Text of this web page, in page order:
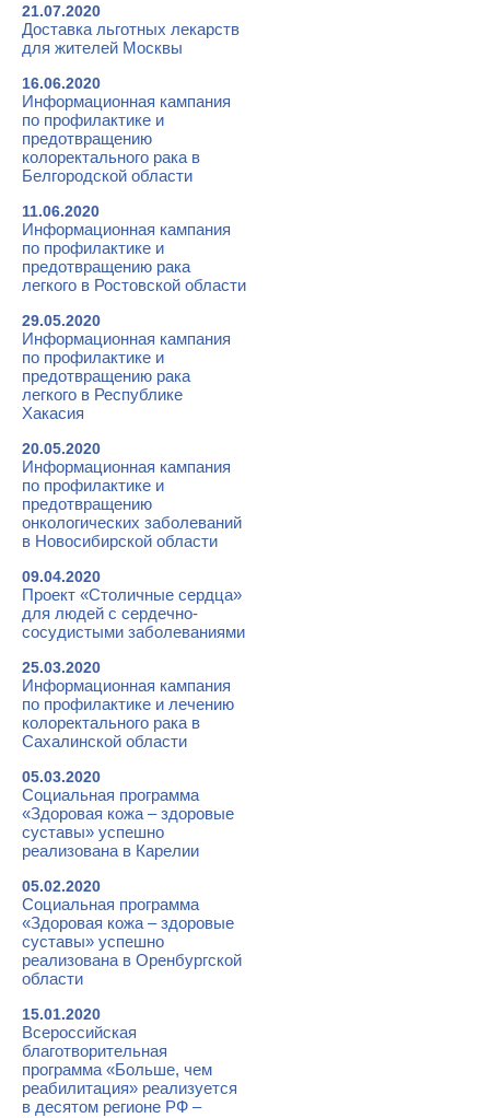
21.07.2020
Доставка льготных лекарств
для жителей Москвы
16.06.2020
Информационная кампания
по профилактике и
предотвращению
колоректального рака в
Белгородской области
11.06.2020
Информационная кампания
по профилактике и
предотвращению рака
легкого в Ростовской области
29.05.2020
Информационная кампания
по профилактике и
предотвращению рака
легкого в Республике
Хакасия
20.05.2020
Информационная кампания
по профилактике и
предотвращению
онкологических заболеваний
в Новосибирской области
09.04.2020
Проект «Столичные сердца»
для людей с сердечно-
сосудистыми заболеваниями
25.03.2020
Информационная кампания
по профилактике и лечению
колоректального рака в
Сахалинской области
05.03.2020
Социальная программа
«Здоровая кожа – здоровые
суставы» успешно
реализована в Карелии
05.02.2020
Социальная программа
«Здоровая кожа – здоровые
суставы» успешно
реализована в Оренбургской
области
15.01.2020
Всероссийская
благотворительная
программа «Больше, чем
реабилитация» реализуется
в десятом регионе РФ –